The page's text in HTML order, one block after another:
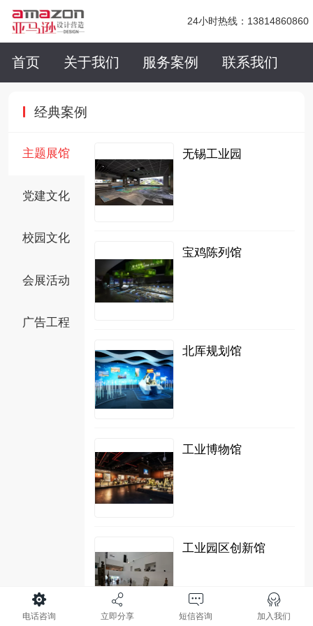
24小时热线：13814860860
首页 关于我们 服务案例 联系我们
经典案例
主题展馆
党建文化
校园文化
会展活动
广告工程
无锡工业园
宝鸡陈列馆
北厍规划馆
工业博物馆
工业园区创新馆
电话咨询 立即分享 短信咨询 加入我们